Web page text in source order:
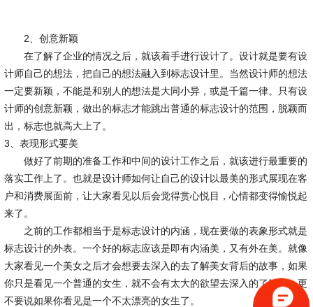
2、创意新颖
在了解了企业的情况之后，就该着手进行设计了。设计就是要有设
计师自己的想法，把自己的想法融入到标志设计里。当然设计师的想法
一定要新颖，不能是和别人的想法是大同小异，或是千篇一律。只有设
计师的创意新颖，做出的标志才能跳出普通的标志设计的范围，脱颖而
出，标志也就高大上了。
3、表现形式要美
做好了前期的准备工作和中间的设计工作之后，就该进行最重要的
落实工作上了。也就是设计师如何让自己的设计以最美的形式展现在客
户和消费展面前，让大家看见以后会觉得赏心悦目，心情都变得愉悦起
来了。
之前的工作都相当于是标志设计的内涵，现在要做的表象形式就是
标志设计的外表。一个好的标志应该是即有内涵美，又有外在美。就像
大家看见一个美女之后才会想要去深入的去了解美女背后的故事，如果
你只是看见一个普通的女生，就不会有太大的欲望去深入的了解她，更
不要说如果你看见是一个不太漂亮的女生了。